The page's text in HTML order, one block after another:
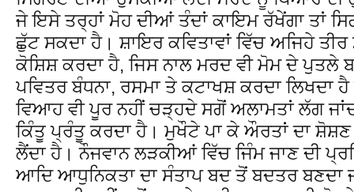
ਜੇ ਇਸੇ ਤਰ੍ਹਾਂ ਮੋਹ ਦੀਆਂ ਤੰਦਾਂ ਕਾਇਮ ਰੱਖੇਂਗਾ ਤਾਂ
ਛੁੱਟ ਸਕਦਾ ਹੈ। ਸ਼ਾਇਰ ਕਵਿਤਾਵਾਂ ਵਿੱਚ ਅਜਿਹੇ
ਕੋਸ਼ਿਸ਼ ਕਰਦਾ ਹੈ, ਜਿਸ ਨਾਲ ਮਰਦ ਵੀ ਮੋਮ ਦੇ
ਪਵਿਤਰ ਬੰਧਨਾ, ਰਸਮਾ ਤੇ ਕਟਾਖਸ਼ ਕਰਦਾ ਲਿਖਦਾ
ਵਿਆਹ ਵੀ ਪੂਰ ਨਹੀਂ ਚੜ੍ਹਦੇ ਸਗੋਂ ਅਲਾਮਤਾਂ ਲੱਗ
ਕਿੰਤੂ ਪ੍ਰੰਤੂ ਕਰਦਾ ਹੈ। ਮੁਖੌਟੇ ਪਾ ਕੇ ਔਰਤਾਂ ਦਾ
ਲੈਂਦਾ ਹੈ। ਨੌਜਵਾਨ ਲੜਕੀਆਂ ਵਿੱਚ ਜਿੰਮ ਜਾਣ ਦੀ
ਆਦਿ ਆਧੁਨਿਕਤਾ ਦਾ ਸੰਤਾਪ ਬਦ ਤੋਂ ਬਦਤਰ ਬਣਦਾ